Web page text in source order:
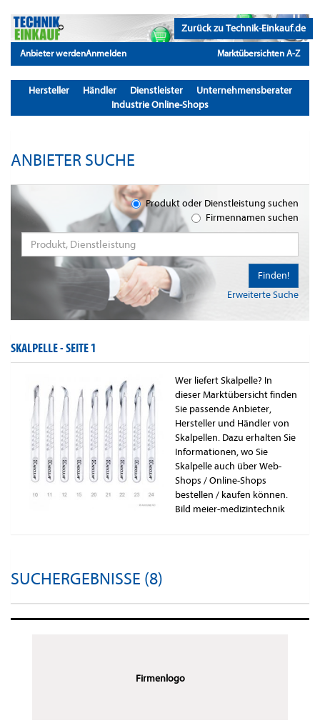
Zurück zu Technik-Einkauf.de
Anbieter werdenAnmelden Marktübersichten A-Z
Hersteller Händler Dienstleister
Unternehmensberater
Industrie Online-Shops
ANBIETER SUCHE
Produkt oder Dienstleistung suchen
Firmennamen suchen
Erweiterte Suche
Finden!
SKALPELLE -SEITE 1
Wer liefert Skalpelle? In
dieser Marktübersicht finden
Sie passende Anbieter,
Hersteller und Händler von
Skalpellen. Dazu erhalten Sie
Informationen, wo Sie
Skalpelle auch über Web-
Shops / Online-Shops
bestellen / kaufen können.
Bild meier-medizintechnik
SUCHERGEBNISSE (8)
Firmenlogo